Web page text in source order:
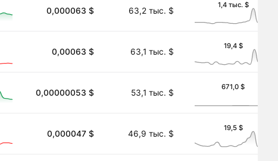
0,000063 $ 63,2 тыс. $
1,4 тыс. $
0,00063 $ 63,1 тыс. $
19,4 $
0,00000053 $ 53,1 тыс. $
671,0 $
0,000047 $ 46,9 тыс. $
19,5 $